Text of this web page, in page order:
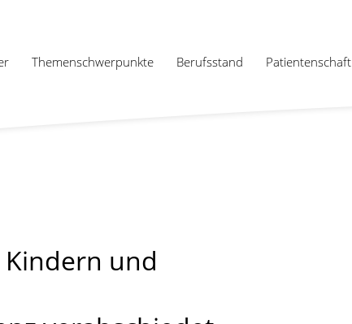
Themenschwerpunkte Berufsstand Patientenschaft
Kindern und